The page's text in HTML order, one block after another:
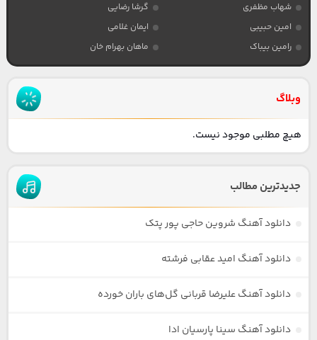
شهاب مظفری
گرشا رضایی
امین حبیبی
ایمان غلامی
رامین بیباک
ماهان بهرام خان
وبلاگ
هیچ مطلبی موجود نیست.
جدیدترین مطالب
دانلود آهنگ شروین حاجی پور پتک
دانلود آهنگ امید عقابی فرشته
دانلود آهنگ علیرضا قربانی گل‌های باران خورده
دانلود آهنگ سینا پارسیان ادا